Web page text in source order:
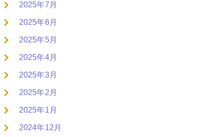
2025年7月
2025年6月
2025年5月
2025年4月
2025年3月
2025年2月
2025年1月
2024年12月